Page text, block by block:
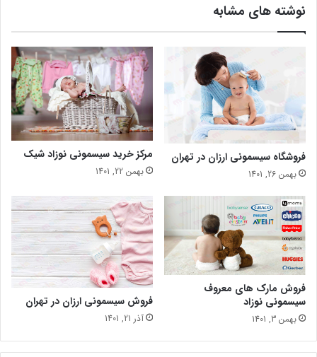
نوشته های مشابه
فروشگاه سیسمونی ارزان در تهران
بهمن 26, 1401
مرکز خرید سیسمونی نوزاد شیک
بهمن 22, 1401
فروش مارک های معروف
سیسمونی نوزاد
بهمن 3, 1401
فروش سیسمونی ارزان در تهران
آذر 21, 1401